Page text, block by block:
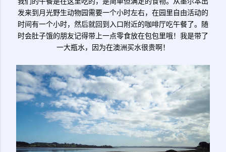
发来到月光野生动物园需要一个小时左右，在园里自由活动的
时间有一个小时，然后就回到入口附近的咖啡厅吃午餐了。随
时会肚子饿的朋友记得带上一点零食放在包包里哦！我是带了
一大瓶水，因为在澳洲买水很贵啊！